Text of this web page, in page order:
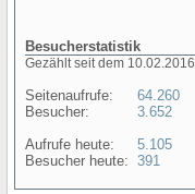
Besucherstatistik
Gezählt seit dem 10.02.2016
Seitenaufrufe:
Besucher:
Aufrufe heute:
Besucher heute:
64.260
3.652
5.105
391